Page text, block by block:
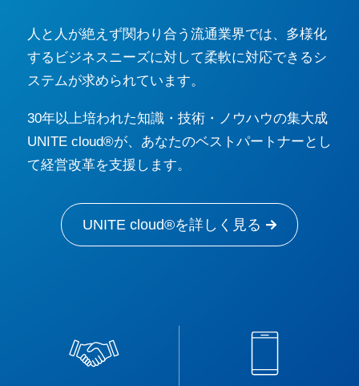
人と人が絶えず関わり合う流通業界では、多様化
するビジネスニーズに対して柔軟に対応できるシ
ステムが求められています。
30年以上培われた知識・技術・ノウハウの集大成
UNITE cloud®が、あなたのベストパートナーとし
て経営改革を支援します。
UNITE cloud®を詳しく見る